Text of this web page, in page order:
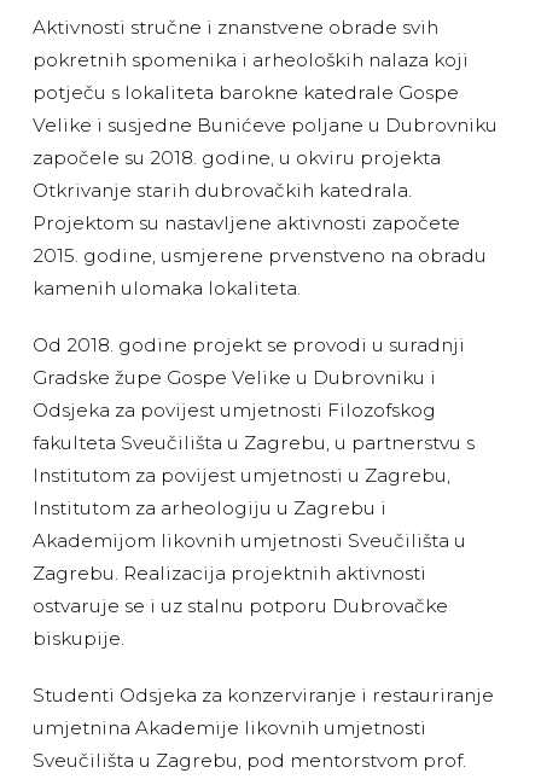
Aktivnosti stručne i znanstvene obrade svih
pokretnih spomenika i arheoloških nalaza koji
potječu s lokaliteta barokne katedrale Gospe
Velike i susjedne Bunićeve poljane u Dubrovniku
započele su 2018. godine, u okviru projekta
Otkrivanje starih dubrovačkih katedrala.
Projektom su nastavljene aktivnosti započete
2015. godine, usmjerene prvenstveno na obradu
kamenih ulomaka lokaliteta.
Od 2018. godine projekt se provodi u suradnji
Gradske župe Gospe Velike u Dubrovniku i
Odsjeka za povijest umjetnosti Filozofskog
fakulteta Sveučilišta u Zagrebu, u partnerstvu s
Institutom za povijest umjetnosti u Zagrebu,
Institutom za arheologiju u Zagrebu i
Akademijom likovnih umjetnosti Sveučilišta u
Zagrebu. Realizacija projektnih aktivnosti
ostvaruje se i uz stalnu potporu Dubrovačke
biskupije.
Studenti Odsjeka za konzerviranje i restauriranje
umjetnina Akademije likovnih umjetnosti
Sveučilišta u Zagrebu, pod mentorstvom prof.